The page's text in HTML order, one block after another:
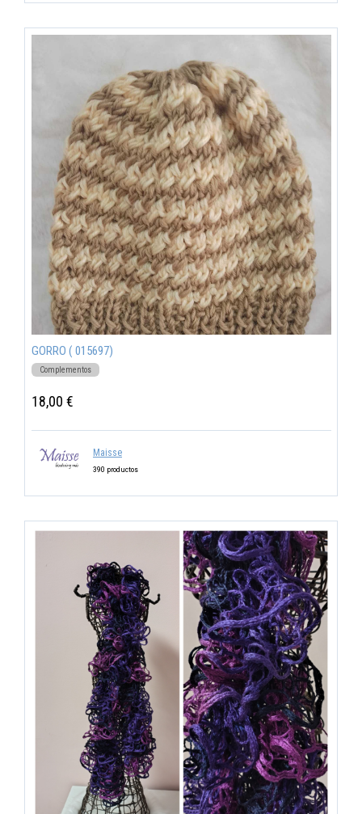
GORRO ( 015697)
Complementos
18,00 €
Maisse
390 productos